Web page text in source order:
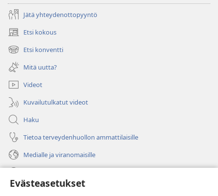
Evästeasetukset
Jätä yhteydenottopyyntö
Etsi kokous
(avaa
uuden
ikkunan)
Etsi konventti
(avaa
uuden
ikkunan)
Mitä uutta?
Videot
Kuvailutulkatut videot
Haku
Tietoa terveydenhuollon ammattilaisille
Medialle ja viranomaisille